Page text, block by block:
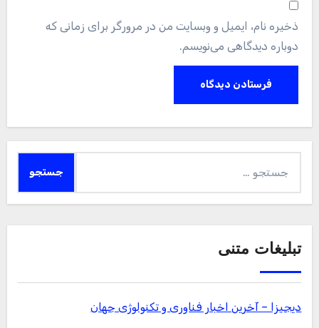
ذخیره نام، ایمیل و وبسایت من در مرورگر برای زمانی که
دوباره دیدگاهی می‌نویسم.
برای:
تبلیغات متنی
دیجیزا – آخرین اخبار فناوری و تکنولوژی جهان